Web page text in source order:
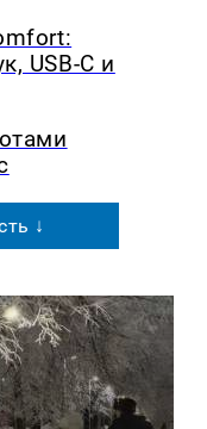
USB-C и
↓